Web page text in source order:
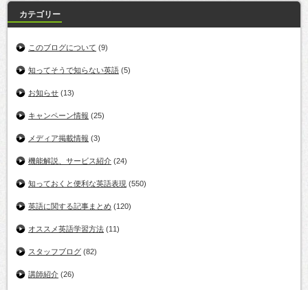
カテゴリー
このブログについて (9)
知ってそうで知らない英語 (5)
お知らせ (13)
キャンペーン情報 (25)
メディア掲載情報 (3)
機能解説、サービス紹介 (24)
知っておくと便利な英語表現 (550)
英語に関する記事まとめ (120)
オススメ英語学習方法 (11)
スタッフブログ (82)
講師紹介 (26)